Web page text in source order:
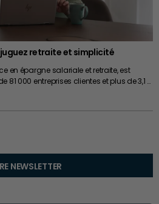
retraite et simplicité
en épargne salariale et retraite, est
81 000 entreprises clientes et plus de 3,1 …
NEWSLETTER